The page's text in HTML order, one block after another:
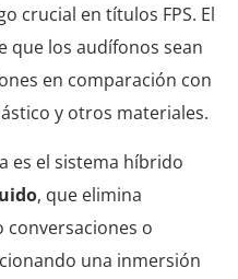
crucial en títulos FPS. El
que los audífonos sean
en comparación con
y otros materiales.
es el sistema híbrido
, que elimina
conversaciones o
una inmersión